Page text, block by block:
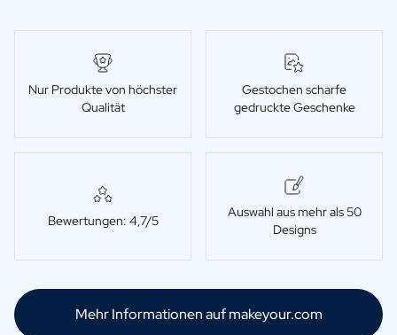
Nur Produkte von höchster
Qualität
Gestochen scharfe
gedruckte Geschenke
Bewertungen: 4,7/5
Auswahl aus mehr als 50
Designs
Mehr Informationen auf makeyour.com